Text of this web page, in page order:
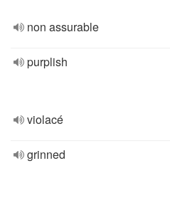
non assurable
purplish
violacé
grinned